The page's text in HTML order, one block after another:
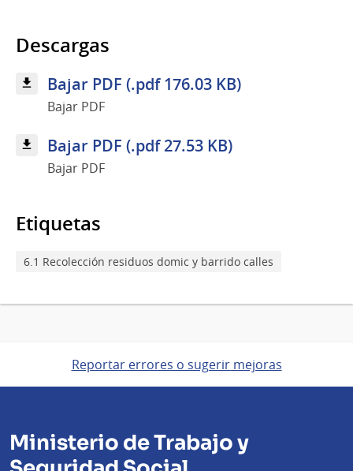
Descargas
Bajar PDF (.pdf 176.03 KB)
Bajar PDF
Bajar PDF (.pdf 27.53 KB)
Bajar PDF
Etiquetas
6.1 Recolección residuos domic y barrido calles
Reportar errores o sugerir mejoras
Ministerio de Trabajo y